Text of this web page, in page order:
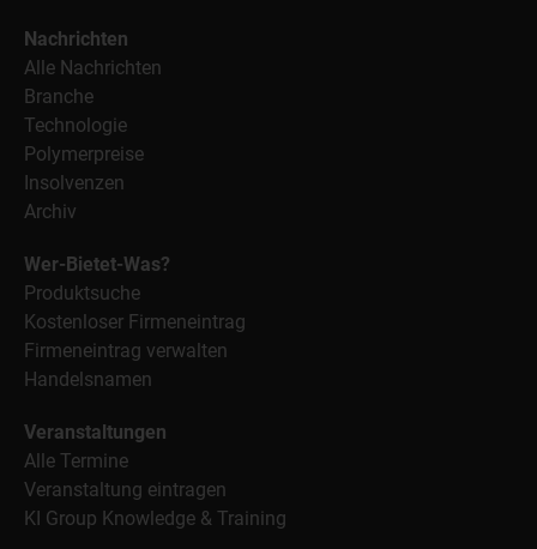
Nachrichten
Alle Nachrichten
Branche
Technologie
Polymerpreise
Insolvenzen
Archiv
Wer-Bietet-Was?
Produktsuche
Kostenloser Firmeneintrag
Firmeneintrag verwalten
Handelsnamen
Veranstaltungen
Alle Termine
Veranstaltung eintragen
KI Group Knowledge & Training